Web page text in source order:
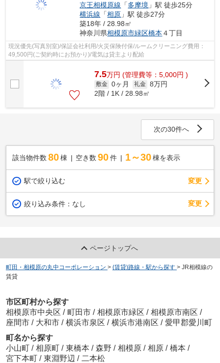
京王相模原線 「多摩境 」駅 徒歩25分
横浜線 「相原 」駅 徒歩27分
築18年 / 28.98㎡
神奈川県相模原市緑区橋本 ４丁目
現況優先(写真別室)/保証会社利用/火災保険付保/ルームクリーニング費用：
49,500円(ご契約時にお預かり)/電気は貸主より配給
7.5万円 (管理費等：5,000円 )
敷金 0ヶ月 礼金 8万円
2階 / 1K / 28.98㎡
次の30件へ
該当物件数 80棟 空き数 90 件 1～30 棟を表示
駅で絞り込む 変更
絞り込み条件： なし 変更
ページトップへ
町田・相模原の丸中コーポレーション > (賃貸)路線・駅から探す > JR相模線の
賃貸
市区町村から探す
相模原市中央区 / 町田市 / 相模原市緑区 / 相模原市南区 /
座間市 / 大和市 / 横浜市泉区 / 横浜市港南区 / 愛甲郡愛川町
町名から探す
小山町 / 相原町 / 東橋本 / 森野 / 相模原 / 相原 / 橋本 /
宮下本町 / 東淵野辺 / 二本松